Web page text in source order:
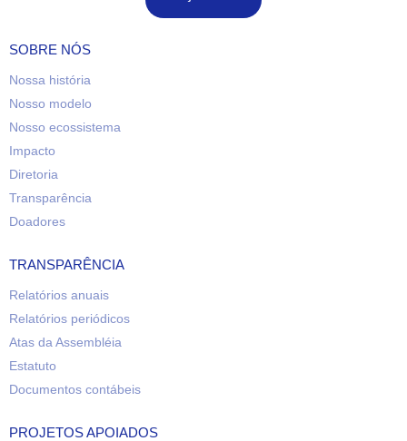
SOBRE NÓS
Nossa história
Nosso modelo
Nosso ecossistema
Impacto
Diretoria
Transparência
Doadores
TRANSPARÊNCIA
Relatórios anuais
Relatórios periódicos
Atas da Assembléia
Estatuto
Documentos contábeis
PROJETOS APOIADOS